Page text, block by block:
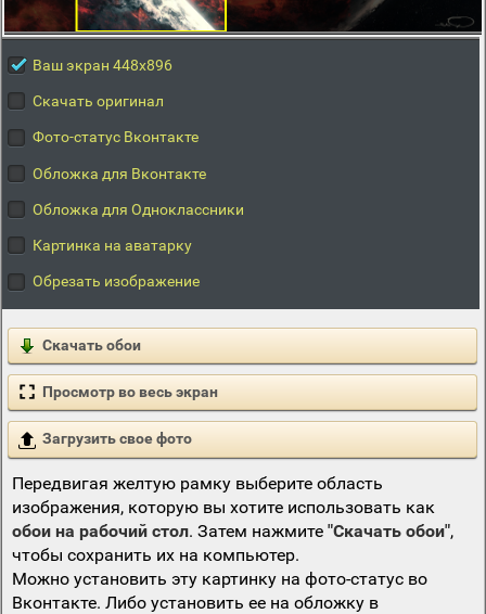
Ваш экран 448x896
Скачать оригинал
Фото-статус Вконтакте
Обложка для Вконтакте
Обложка для Одноклассники
Картинка на аватарку
Обрезать изображение
Скачать обои
Просмотр во весь экран
Загрузить свое фото
Передвигая желтую рамку выберите область
изображения, которую вы хотите использовать как
обои на рабочий стол. Затем нажмите "Скачать обои",
чтобы сохранить их на компьютер.
Можно установить эту картинку на фото-статус во
Вконтакте. Либо установить ее на обложку в